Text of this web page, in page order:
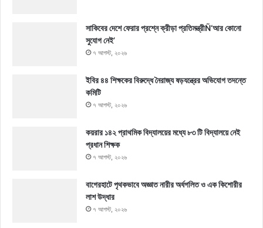
সাকিবের দেশে ফেরার প্রশ্নে ক্রীড়া প্রতিমন্ত্রীÑ‘আর কোনো
সুযোগ নেই’
৭ আগস্ট, ২০২৬
ইবির ৪৪ শিক্ষকের বিরুদ্ধে নৈরাজ্য ষড়যন্ত্রের অভিযোগ তদন্তে
কমিটি
৭ আগস্ট, ২০২৬
কয়রার ১৪২ প্রাথমিক বিদ্যালয়ের মধ্যে ৮৩ টি বিদ্যালয়ে নেই
প্রধান শিক্ষক
৭ আগস্ট, ২০২৬
বাগেরহাটে পৃথকভাবে অজ্ঞাত নারীর অর্ধগলিত ও এক কিশোরীর
লাশ উদ্ধার
৭ আগস্ট, ২০২৬